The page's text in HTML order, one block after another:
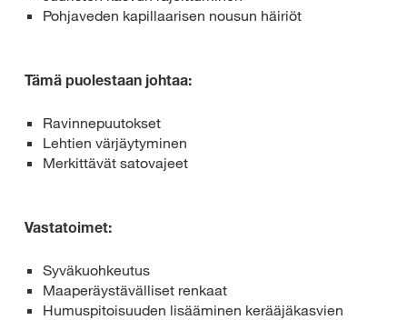
Pohjaveden kapillaarisen nousun häiriöt
Tämä puolestaan johtaa:
Ravinnepuutokset
Lehtien värjäytyminen
Merkittävät satovajeet
Vastatoimet:
Syväkuohkeutus
Maaperäystävälliset renkaat
Humuspitoisuuden lisääminen kerääjäkasvien